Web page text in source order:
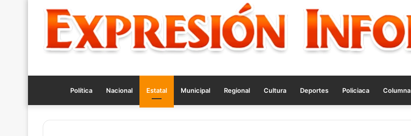
Política Nacional Estatal Municipal Regional Cultura Deportes Policiaca Columna